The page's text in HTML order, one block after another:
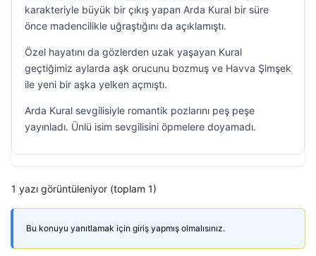
karakteriyle büyük bir çıkış yapan Arda Kural bir süre
önce madencilikle uğraştığını da açıklamıştı.
Özel hayatını da gözlerden uzak yaşayan Kural
geçtiğimiz aylarda aşk orucunu bozmuş ve Havva Şimşek
ile yeni bir aşka yelken açmıştı.
Arda Kural sevgilisiyle romantik pozlarını peş peşe
yayınladı. Ünlü isim sevgilisini öpmelere doyamadı.
1 yazı görüntüleniyor (toplam 1)
Bu konuyu yanıtlamak için giriş yapmış olmalısınız.